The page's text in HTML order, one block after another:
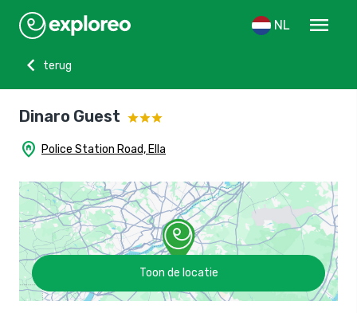
NL
menu
chevron_left
terug
Dinaro Guest
home_pin Police Station Road, Ella
Toon de locatie